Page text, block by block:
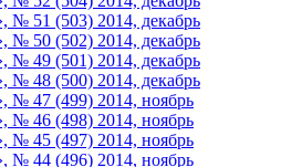
№ 51 (503) 2014, декабрь
№ 50 (502) 2014, декабрь
№ 49 (501) 2014, декабрь
№ 48 (500) 2014, декабрь
№ 47 (499) 2014, ноябрь
№ 46 (498) 2014, ноябрь
№ 45 (497) 2014, ноябрь
№ 44 (496) 2014, ноябрь